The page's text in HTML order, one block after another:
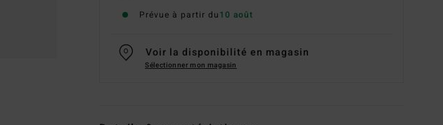
Prévue à partir du10 août
Voir la disponibilité en magasin
Sélectionner mon magasin